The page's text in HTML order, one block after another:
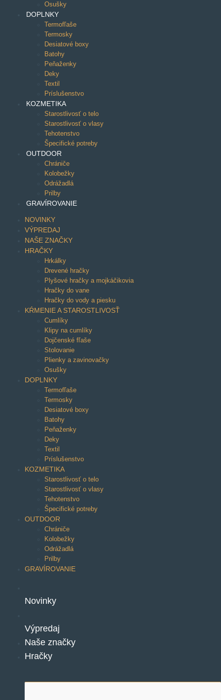
Osušky
DOPLNKY
Termofľaše
Termosky
Desiatové boxy
Batohy
Peňaženky
Deky
Textil
Príslušenstvo
KOZMETIKA
Starostlivosť o telo
Starostlivosť o vlasy
Tehotenstvo
Špecifické potreby
OUTDOOR
Chrániče
Kolobežky
Odrážadlá
Prilby
GRAVÍROVANIE
NOVINKY
VÝPREDAJ
NAŠE ZNAČKY
HRAČKY
Hrkálky
Drevené hračky
Plyšové hračky a mojkáčikovia
Hračky do vane
Hračky do vody a piesku
KŔMENIE A STAROSTLIVOSŤ
Cumlíky
Klipy na cumlíky
Dojčenské fľaše
Stolovanie
Plienky a zavinovačky
Osušky
DOPLNKY
Termofľaše
Termosky
Desiatové boxy
Batohy
Peňaženky
Deky
Textil
Príslušenstvo
KOZMETIKA
Starostlivosť o telo
Starostlivosť o vlasy
Tehotenstvo
Špecifické potreby
OUTDOOR
Chrániče
Kolobežky
Odrážadlá
Prilby
GRAVÍROVANIE
Novinky
Výpredaj
Naše značky
Hračky